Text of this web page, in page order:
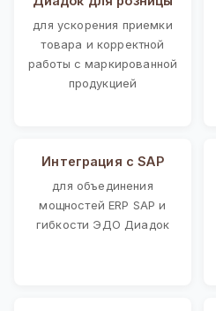
для ускорения приемки
товара и корректной
работы с маркированной
продукцией
Интеграция с SAP
для объединения
мощностей ERP SAP и
гибкости ЭДО Диадок